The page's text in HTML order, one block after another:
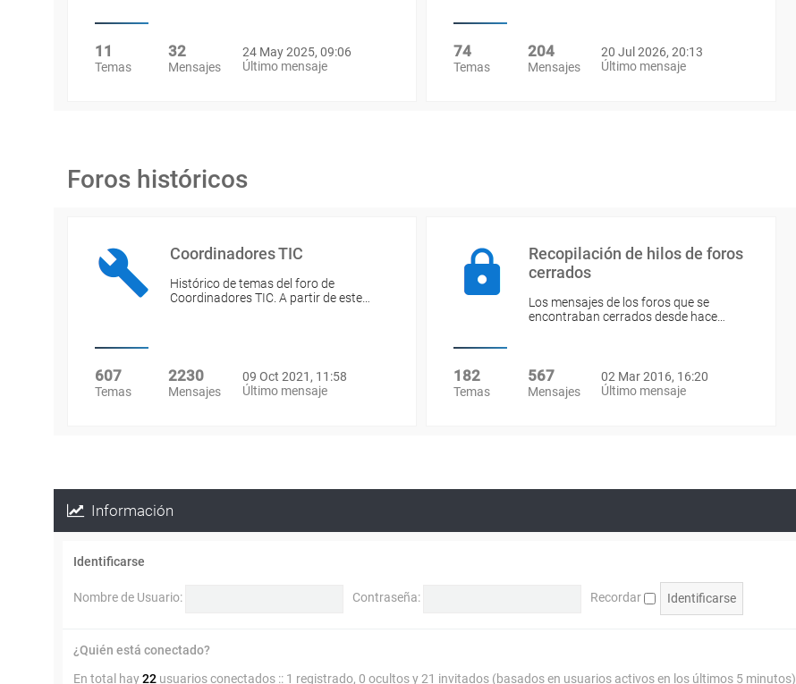
11
Temas
32
Mensajes
24 May 2025, 09:06
Último mensaje
74
Temas
204
Mensajes
20 Jul 2026, 20:13
Último mensaje
Foros históricos
Coordinadores TIC
Histórico de temas del foro de
Coordinadores TIC. A partir de este…
607
Temas
2230
Mensajes
09 Oct 2021, 11:58
Último mensaje
Recopilación de hilos de foros
cerrados
Los mensajes de los foros que se
encontraban cerrados desde hace…
182
Temas
567
Mensajes
02 Mar 2016, 16:20
Último mensaje
Información
Identificarse
Nombre de Usuario: Contraseña: Recordar
¿Quién está conectado?
En total hay22 usuarios conectados :: 1 registrado, 0 ocultos y 21 invitados (basados en usuarios activos en los últimos 5 minutos)